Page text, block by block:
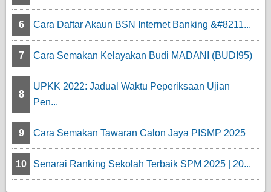
6 Cara Daftar Akaun BSN Internet Banking &#8211...
7 Cara Semakan Kelayakan Budi MADANI (BUDI95)
8
UPKK 2022: Jadual Waktu Peperiksaan Ujian
Pen...
9 Cara Semakan Tawaran Calon Jaya PISMP 2025
10 Senarai Ranking Sekolah Terbaik SPM 2025 | 20...